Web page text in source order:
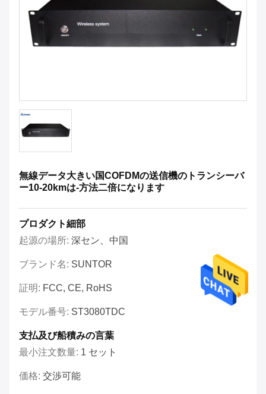
無線データ大きい国COFDMの送信機のトランシーバ
ー10-20kmは-方法二倍になります
プロダクト細部
起源の場所: 深セン、中国
ブランド名: SUNTOR
証明: FCC, CE, RoHS
モデル番号: ST3080TDC
支払及び船積みの言葉
最小注文数量: 1 セット
価格: 交渉可能